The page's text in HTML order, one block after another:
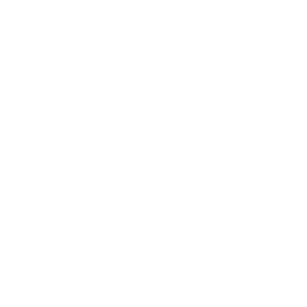
Mit hoch­wer­ti­gem Auto­ser­vice zu fai­ren Prei­sen